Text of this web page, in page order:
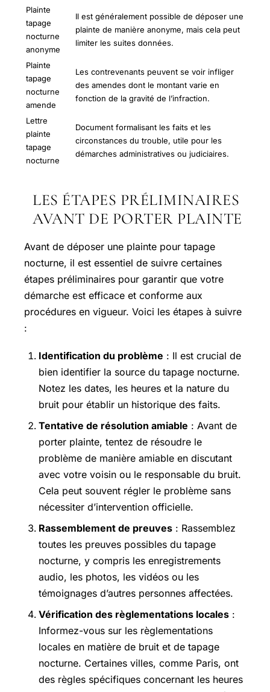
Plainte
tapage
nocturne
anonyme
Il est généralement possible de déposer une
plainte de manière anonyme, mais cela peut
limiter les suites données.
Plainte
tapage
nocturne
amende
Les contrevenants peuvent se voir infliger
des amendes dont le montant varie en
fonction de la gravité de l’infraction.
Lettre
plainte
tapage
nocturne
Document formalisant les faits et les
circonstances du trouble, utile pour les
démarches administratives ou judiciaires.
LES ÉTAPES PRÉLIMINAIRES
AVANT DE PORTER PLAINTE
Avant de déposer une plainte pour tapage
nocturne, il est essentiel de suivre certaines
étapes préliminaires pour garantir que votre
démarche est efficace et conforme aux
procédures en vigueur. Voici les étapes à suivre
:
Identification du problème : Il est crucial de
bien identifier la source du tapage nocturne.
Notez les dates, les heures et la nature du
bruit pour établir un historique des faits.
Tentative de résolution amiable : Avant de
porter plainte, tentez de résoudre le
problème de manière amiable en discutant
avec votre voisin ou le responsable du bruit.
Cela peut souvent régler le problème sans
nécessiter d’intervention officielle.
Rassemblement de preuves : Rassemblez
toutes les preuves possibles du tapage
nocturne, y compris les enregistrements
audio, les photos, les vidéos ou les
témoignages d’autres personnes affectées.
Vérification des règlementations locales :
Informez-vous sur les règlementations
locales en matière de bruit et de tapage
nocturne. Certaines villes, comme Paris, ont
des règles spécifiques concernant les heures